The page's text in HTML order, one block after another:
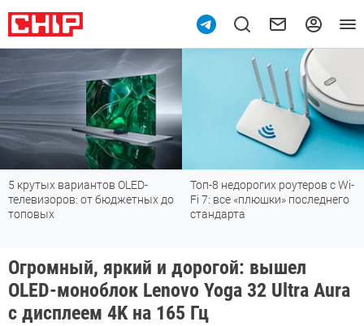
OLED-
бюджетных до
Топ-8 недорогих роутеров с Wi-
Fi 7: все «плюшки» последнего
Подпишись
мессенджере
Огромный, яркий и дорогой: вышел
OLED-моноблок Lenovo Yoga 32 Ultra Aura
с дисплеем 4K на 165 Гц